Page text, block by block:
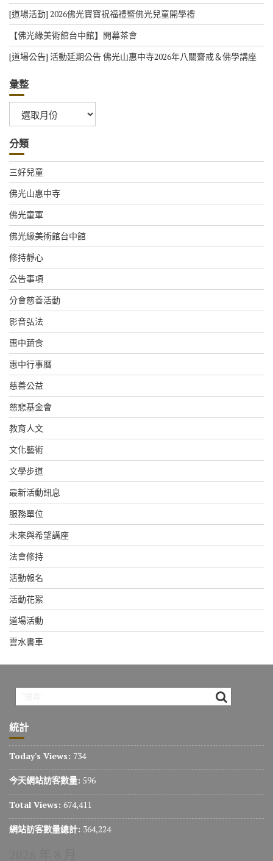
[道場活動] 2026佛光寶寶祝福禮暨佛光兒童開學禮
【佛光緣美術館台中館】開幕茶會
[道場公告] 活動延期公告 佛光山惠中寺2026年八關齋戒＆佛學講座
彙整
整
分類
三好兒童
佛光山惠中寺
佛光童軍
佛光緣美術館台中館
修持靜心
公告事項
分會慈善活動
影音弘法
惠中蔬食
惠中行事曆
慈善公益
慈悲基金會
教育人文
文化藝術
文學步道
最新活動訊息
服務單位
未來與希望講座
法會修持
活動報名
活動花絮
道場活動
雲水書車
統計
Today's Views: 734
今天網站訪客數量: 596
Total Views: 674,411
網站訪客數量總計: 364,224